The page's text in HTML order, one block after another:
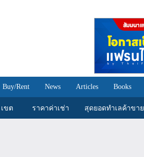
Buy/Rent News Articles Books
เขต ราคาค่าเช่า สุดยอดทำเลค้าขาย